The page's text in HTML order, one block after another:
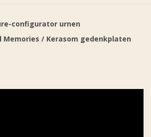
configurator urnen
Memories / Kerasom gedenkplaten